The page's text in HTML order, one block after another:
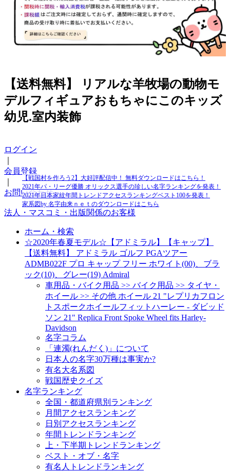
【送料無料】 リアルな羊牧場の動物モ
デルフィギュアおもちゃにこのキッズ
幼児.室内装飾
【戦国村を作ろう2】大好評配信中！ 無料ダウンロードはこちら！
2021年パ・リーグ優勝 オリックス選手の珍しい名字ランキングを発表！
2021年日本家紋年間トレンドアクセスランキングベスト100を発表！
家系図by 名字由来ｎｅｔのダウンロードはこちら
ログイン
会員登録
お問い合わせ
法人・マスコミ・出版関係のお客様
ホーム・検索
☆2020年春夏モデル☆【アドミラル】【キャップ】
【送料無料】 アドミラル ゴルフ PGAツアー
ADMB022F プロ キャップ フリー ホワイト(00)、ブラ
ック(10)、グレー(19) Admiral
車用品・バイク用品 >> バイク用品 >> タイヤ・
ホイール >> その他 ホイール 21 "レプリカフロン
トスポークホイールフィットハーレー - ダビッド
ソン 21" Replica Front Spoke Wheel fits Harley-
Davidson
名字コラム
「連濁(れんだく)」について
日本人の名字30万種は事実か?
有名大名系図
戦国歴史クイズ
名字ランキング
全国・都道府県別ランキング
月間アクセスランキング
日別アクセスランキング
年間トレンドランキング
上・下半期トレンドランキング
ベスト・オブ・名字
有名人トレンドランキング